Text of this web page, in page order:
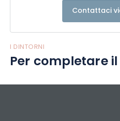
Contattaci
I DINTORNI
Per completare